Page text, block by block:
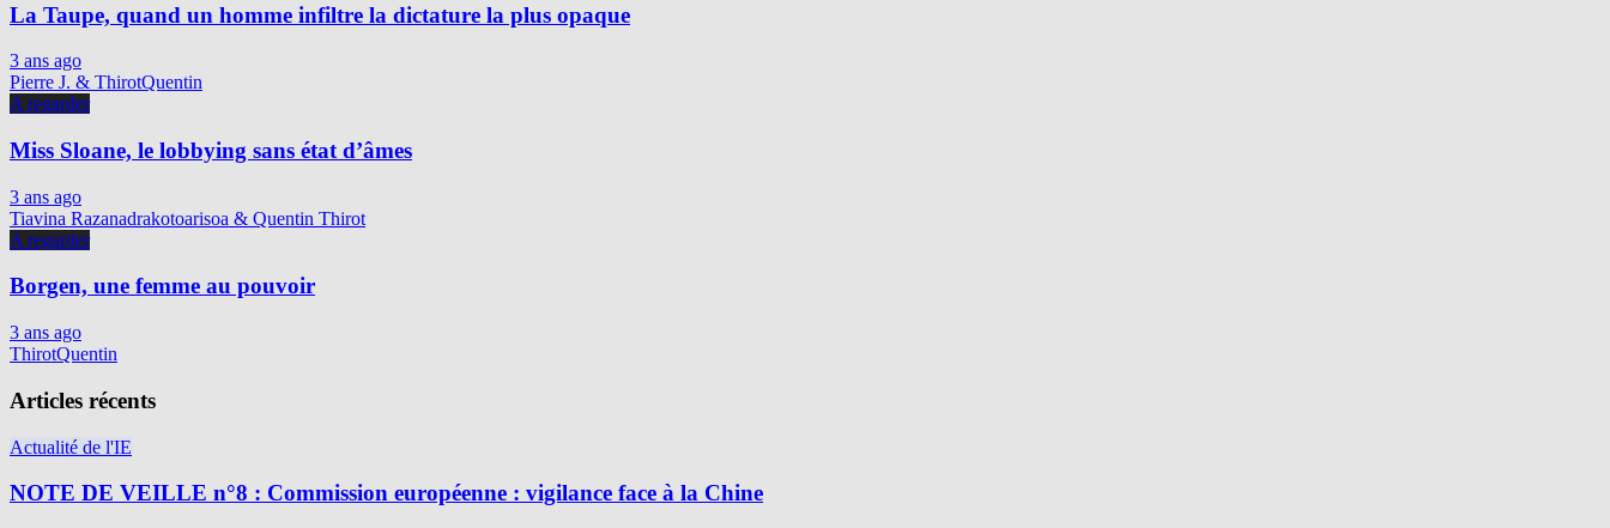
La Taupe, quand un homme infiltre la dictature la plus opaque
3 ans ago
Pierre J. & ThirotQuentin
A regarder
Miss Sloane, le lobbying sans état d’âmes
3 ans ago
Tiavina Razanadrakotoarisoa & Quentin Thirot
A regarder
Borgen, une femme au pouvoir
3 ans ago
ThirotQuentin
Articles récents
Actualité de l'IE
NOTE DE VEILLE n°8 : Commission européenne : vigilance face à la Chine